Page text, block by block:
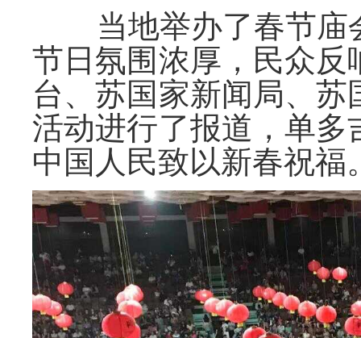
当地举办了春节庙
节日氛围浓厚，民众
台、苏国家新闻局、
活动进行了报道，单
中国人民致以新春祝福